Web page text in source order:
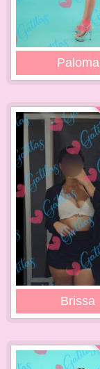
Paloma
Brissa